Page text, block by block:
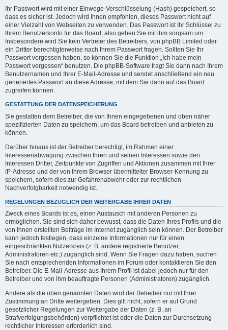
Ihr Passwort wird mit einer Einwege-Verschlüsselung (Hash) gespeichert, so
dass es sicher ist. Jedoch wird Ihnen empfohlen, dieses Passwort nicht auf
einer Vielzahl von Webseiten zu verwenden. Das Passwort ist Ihr Schlüssel zu
Ihrem Benutzerkonto für das Board, also gehen Sie mit ihm sorgsam um.
Insbesondere wird Sie kein Vertreter des Betreibers, von phpBB Limited oder
ein Dritter berechtigterweise nach Ihrem Passwort fragen. Sollten Sie Ihr
Passwort vergessen haben, so können Sie die Funktion „Ich habe mein
Passwort vergessen“ benutzen. Die phpBB-Software fragt Sie dann nach Ihrem
Benutzernamen und Ihrer E-Mail-Adresse und sendet anschließend ein neu
generiertes Passwort an diese Adresse, mit dem Sie dann auf das Board
zugreifen können.
GESTATTUNG DER DATENSPEICHERUNG
Sie gestatten dem Betreiber, die von Ihnen eingegebenen und oben näher
spezifizierten Daten zu speichern, um das Board betreiben und anbieten zu
können.
Darüber hinaus ist der Betreiber berechtigt, im Rahmen einer
Interessenabwägung zwischen Ihren und seinen Interessen sowie den
Interessen Dritter, Zeitpunkte von Zugriffen und Aktionen zusammen mit Ihrer
IP-Adresse und der von Ihrem Browser übermittelter Browser-Kennung zu
speichern, sofern dies zur Gefahrenabwehr oder zur rechtlichen
Nachverfolgbarkeit notwendig ist.
REGELUNGEN BEZÜGLICH DER WEITERGABE IHRER DATEN
Zweck eines Boards ist es, einen Austausch mit anderen Personen zu
ermöglichen. Sie sind sich daher bewusst, dass die Daten Ihres Profils und die
von Ihnen erstellten Beiträge im Internet zugänglich sein können. Der Betreiber
kann jedoch festlegen, dass einzelne Informationen nur für einen
eingeschränkten Nutzerkreis (z. B. andere registrierte Benutzer,
Administratoren etc.) zugänglich sind. Wenn Sie Fragen dazu haben, suchen
Sie nach entsprechenden Informationen im Forum oder kontaktieren Sie den
Betreiber. Die E-Mail-Adresse aus Ihrem Profil ist dabei jedoch nur für den
Betreiber und von ihm beauftragte Personen (Administratoren) zugänglich.
Andere als die oben genannten Daten wird der Betreiber nur mit Ihrer
Zustimmung an Dritte weitergeben. Dies gilt nicht, sofern er auf Grund
gesetzlicher Regelungen zur Weitergabe der Daten (z. B. an
Strafverfolgungsbehörden) verpflichtet ist oder die Daten zur Durchsetzung
rechtlicher Interessen erforderlich sind.